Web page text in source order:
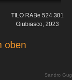
TILO RABe 524 301
Giubiasco, 2023
oben
Sandro